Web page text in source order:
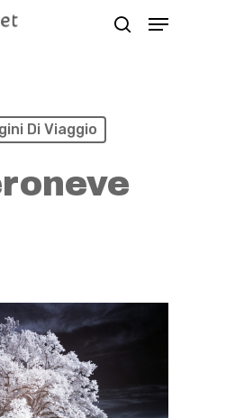
Menu
Di Viaggio